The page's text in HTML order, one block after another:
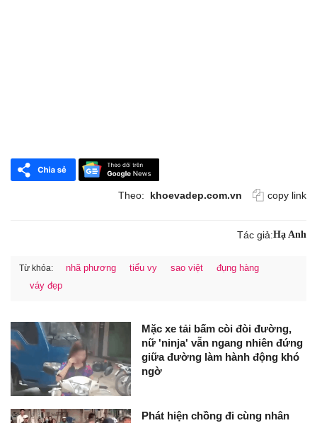
Theo: khoevadep.com.vn copy link
Tác giả:Hạ Anh
Từ khóa: nhã phương tiểu vy sao việt
đụng hàng
váy đẹp
Mặc xe tải bấm còi đòi đường,
nữ 'ninja' vẫn ngang nhiên đứng
giữa đường làm hành động khó
ngờ
Phát hiện chồng đi cùng nhân